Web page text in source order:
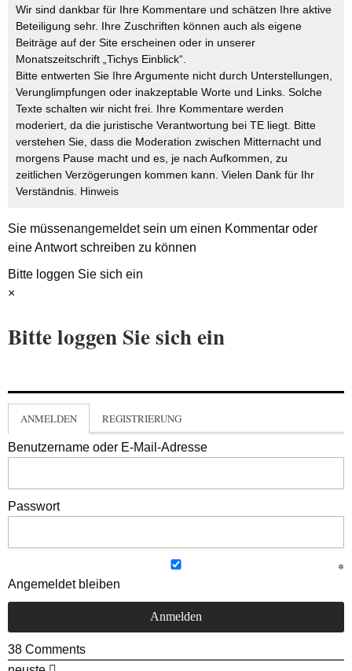
Wir sind dankbar für Ihre Kommentare und schätzen Ihre aktive
Beteiligung sehr. Ihre Zuschriften können auch als eigene
Beiträge auf der Site erscheinen oder in unserer
Monatszeitschrift „Tichys Einblick“.
Bitte entwerten Sie Ihre Argumente nicht durch Unterstellungen,
Verunglimpfungen oder inakzeptable Worte und Links. Solche
Texte schalten wir nicht frei. Ihre Kommentare werden
moderiert, da die juristische Verantwortung bei TE liegt. Bitte
verstehen Sie, dass die Moderation zwischen Mitternacht und
morgens Pause macht und es, je nach Aufkommen, zu
zeitlichen Verzögerungen kommen kann. Vielen Dank für Ihr
Verständnis. Hinweis
Sie müssenangemeldetsein um einen Kommentar oder
eine Antwort schreiben zu können
Bitte loggen Sie sich ein
×
Bitte loggen Sie sich ein
ANMELDEN REGISTRIERUNG
Benutzername oder E-Mail-Adresse
Passwort
Angemeldet bleiben
38 Comments